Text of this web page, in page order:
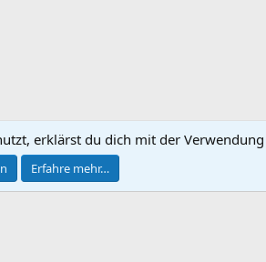
Kontakt aufnehmen
© 2010-2024 XenForo Ltd.
erklärst du dich mit der
Erfahre mehr…